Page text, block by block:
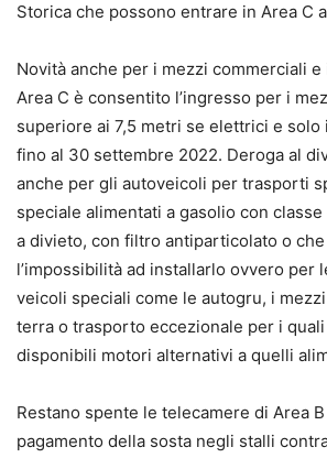
Storica che possono entrare in Area C
Novità anche per i mezzi commerciali
Area C è consentito l’ingresso per i
superiore ai 7,5 metri se elettrici e solo
fino al 30 settembre 2022. Deroga al
anche per gli autoveicoli per trasporti
speciale alimentati a gasolio con
a divieto, con filtro antiparticolato o
l’impossibilità ad installarlo ovvero per
veicoli speciali come le autogru, i
terra o trasporto eccezionale per i
disponibili motori alternativi a quelli
Restano spente le telecamere di Area
pagamento della sosta negli stalli